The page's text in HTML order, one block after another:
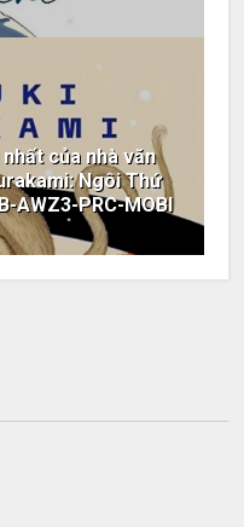
của nhà văn
Ngôi Thứ
AWZ3-PRC-MOBI